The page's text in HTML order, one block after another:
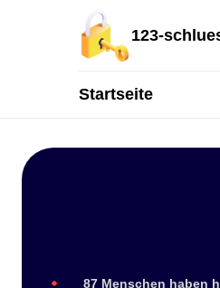
123-
Startseite
87 Menschen haben